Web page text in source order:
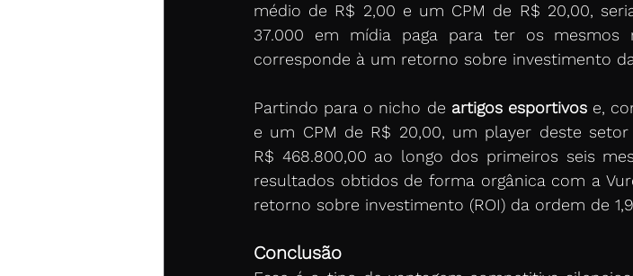
médio de R$ 2,00 e um CPM de R$ 20,00,
37.000 em mídia paga para ter os mesmos
corresponde à um retorno sobre investimento
Partindo para o nicho de artigos esportivos e,
e um CPM de R$ 20,00, um player deste
R$ 468.800,00 ao longo dos primeiros seis
resultados obtidos de forma orgânica com a
retorno sobre investimento (ROI) da ordem de
Conclusão